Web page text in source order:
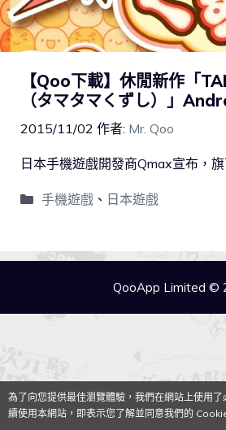
【Qoo下載】休閒新作「
（タマタマくずし）」
2015/11/02 作者: Mr. Qoo
日本手機遊戲開發商Qmax宣布，
手機遊戲、 日本遊戲
QooApp Limited ©
為了向您提供最佳瀏覽體驗，我們在網站上使用
續使用本網站，即表示您了解並同意我們的